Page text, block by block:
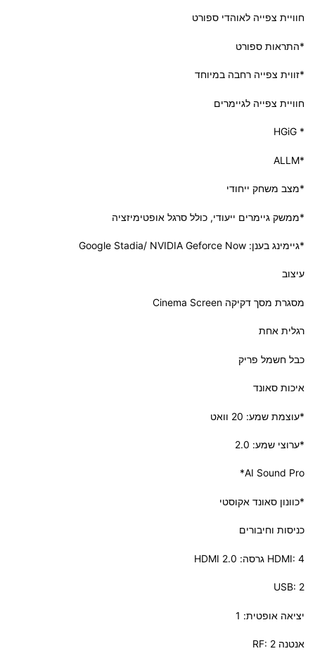
חוויית צפייה לאוהדי ספורט
*התראות ספורט
*זווית צפייה רחבה במיוחד
חוויית צפייה לגיימרים
* HGiG
*ALLM
*מצב משחק ייחודי
*ממשק גיימרים ייעודי, כולל סרגל אופטימיזציה
*גיימינג בענן: Google Stadia/ NVIDIA Geforce Now
עיצוב
מסגרת מסך דקיקה Cinema Screen
רגלית אחת
כבל חשמל פריק
איכות סאונד
*עוצמת שמע: 20 וואט
*ערוצי שמע: 2.0
AI Sound Pro*
*כוונון סאונד אקוסטי
כניסות וחיבורים
HDMI: 4 גרסה: HDMI 2.0
USB: 2
יציאה אופטית: 1
אנטנה RF: 2